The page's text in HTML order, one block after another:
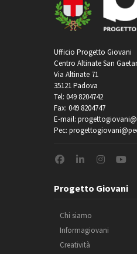
Ufficio Progetto Giovani
Centro Altinate San
Via Altinate 71
35121 Padova
Tel: 049 8204742
Fax: 049 8204747
E-mail:
Pec:
Progetto Giovani
Chi siamo
Informagiovani
Creatività